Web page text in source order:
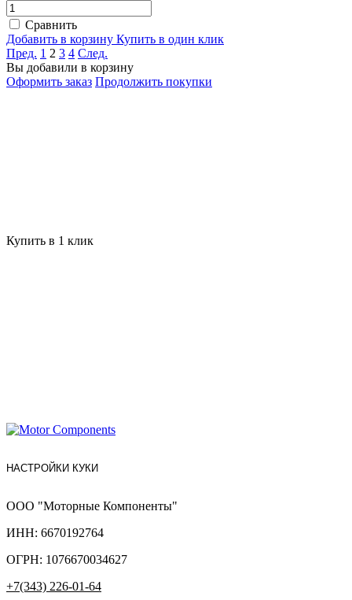
Сравнить
Добавить в корзину Купить в один клик
Пред. 1 2 3 4 След.
Вы добавили в корзину
Оформить заказ Продолжить покупки
Купить в 1 клик
НАСТРОЙКИ КУКИ
ООО "Моторные Компоненты"
ИНН: 6670192764
ОГРН: 1076670034627
+7(343) 226-01-64